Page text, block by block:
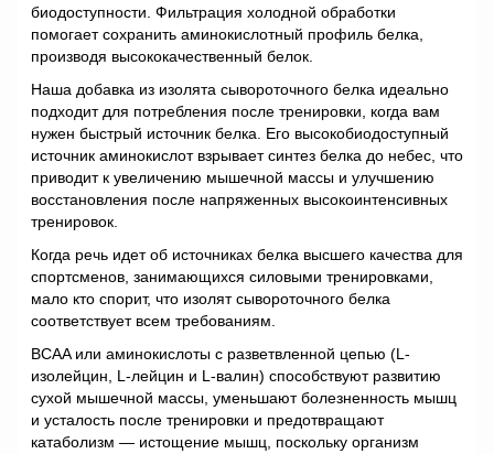
биодоступности. Фильтрация холодной обработки
помогает сохранить аминокислотный профиль белка,
производя высококачественный белок.
Наша добавка из изолята сывороточного белка идеально
подходит для потребления после тренировки, когда вам
нужен быстрый источник белка. Его высокобиодоступный
источник аминокислот взрывает синтез белка до небес, что
приводит к увеличению мышечной массы и улучшению
восстановления после напряженных высокоинтенсивных
тренировок.
Когда речь идет об источниках белка высшего качества для
спортсменов, занимающихся силовыми тренировками,
мало кто спорит, что изолят сывороточного белка
соответствует всем требованиям.
BCAA или аминокислоты с разветвленной цепью (L-
изолейцин, L-лейцин и L-валин) способствуют развитию
сухой мышечной массы, уменьшают болезненность мышц
и усталость после тренировки и предотвращают
катаболизм — истощение мышц, поскольку организм